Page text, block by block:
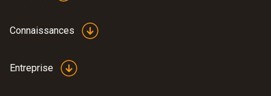
Connaissances
Entreprise